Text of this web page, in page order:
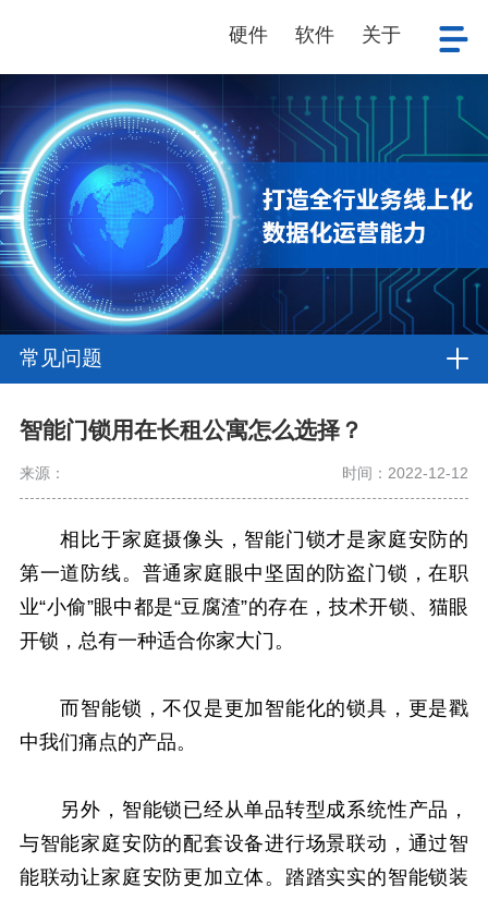
硬件 软件 关于
常见问题
智能门锁用在长租公寓怎么选择？
来源： 时间：2022-12-12
相比于家庭摄像头，智能门锁才是家庭安防的
第一道防线。普通家庭眼中坚固的防盗门锁，在职
业“小偷”眼中都是“豆腐渣”的存在，技术开锁、猫眼
开锁，总有一种适合你家大门。
而智能锁，不仅是更加智能化的锁具，更是戳
中我们痛点的产品。
另外，智能锁已经从单品转型成系统性产品，
与智能家庭安防的配套设备进行场景联动，通过智
能联动让家庭安防更加立体。踏踏实实的智能锁装